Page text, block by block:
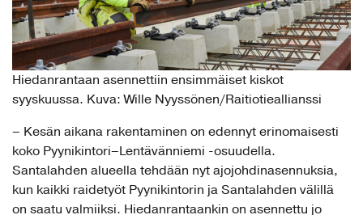
Hiedanrantaan asennettiin ensimmäiset kiskot
syyskuussa. Kuva: Wille Nyyssönen/Raitiotieallianssi
– Kesän aikana rakentaminen on edennyt erinomaisesti
koko Pyynikintori–Lentävänniemi -osuudella.
Santalahden alueella tehdään nyt ajojohdinasennuksia,
kun kaikki raidetyöt Pyynikintorin ja Santalahden välillä
on saatu valmiiksi. Hiedanrantaankin on asennettu jo